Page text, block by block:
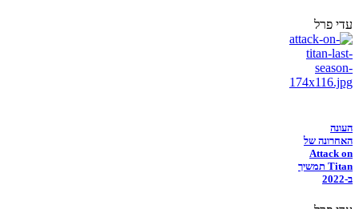
עדי פרל
העונה
האחרונה של
Attack on
Titan תמשיך
ב-2022